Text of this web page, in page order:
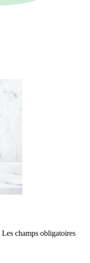
Les champs obligatoires